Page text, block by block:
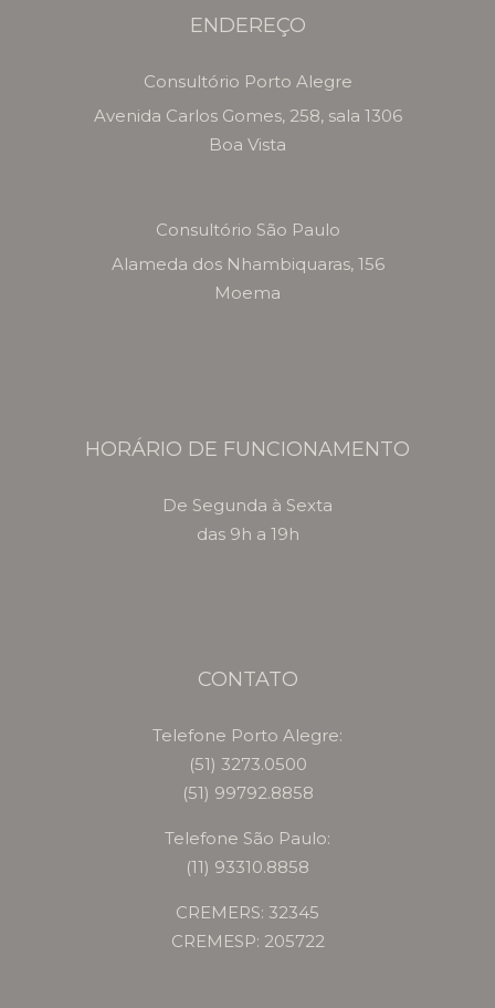
ENDEREÇO
Consultório Porto Alegre
Avenida Carlos Gomes, 258, sala 1306
Boa Vista
Consultório São Paulo
Alameda dos Nhambiquaras, 156
Moema
HORÁRIO DE FUNCIONAMENTO
De Segunda à Sexta
das 9h a 19h
CONTATO
Telefone Porto Alegre:
(51) 3273.0500
(51) 99792.8858
Telefone São Paulo:
(11) 93310.8858
CREMERS: 32345
CREMESP: 205722